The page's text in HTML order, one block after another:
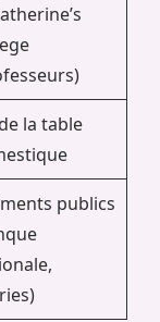
la table
publics